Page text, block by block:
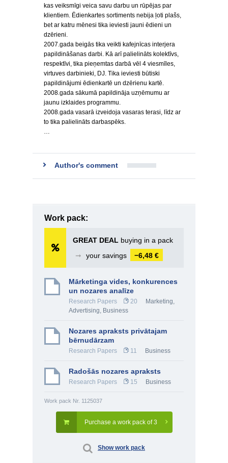
kas veiksmīgi veica savu darbu un rūpējas par
klientiem. Ēdienkartes sortiments nebija ļoti plašs,
bet ar katru mēnesi tika ieviesti jauni ēdieni un
dzērieni.
2007.gada beigās tika veikti kafejnīcas interjera
papildināšanas darbi. Kā arī palielināts kolektīvs,
respektīvi, tika pieņemtas darbā vēl 4 viesmīles,
virtuves darbinieki, DJ. Tika ieviesti būtiski
papildinājumi ēdienkartē un dzērienu kartē.
2008.gada sākumā papildināja uzņēmumu ar
jaunu izklaides programmu.
2008.gada vasarā izveidoja vasaras terasi, līdz ar
to tika palielināts darbaspēks.
…
Author's comment
Work pack:
GREAT DEAL buying in a pack
➞
your savings −6,48 €
Mārketinga vides, konkurences
un nozares analīze
Research Papers 20
Marketing,
Advertising, Business
Nozares apraksts privātajam
bērnudārzam
Research Papers 11 Business
Radošās nozares apraksts
Research Papers 15 Business
Work pack Nr. 1125037
Purchase a work pack of 3
Show work pack